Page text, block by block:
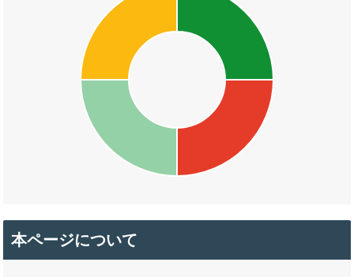
本ページについて